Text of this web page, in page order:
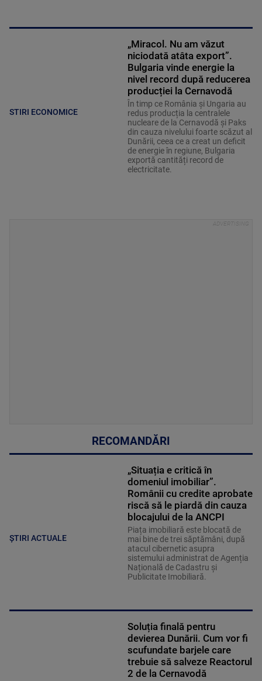
STIRI ECONOMICE
„Miracol. Nu am văzut
niciodată atâta export”.
Bulgaria vinde energie la
nivel record după reducerea
producției la Cernavodă
În timp ce România și Ungaria au
redus producția la centralele
nucleare de la Cernavodă și Paks
din cauza nivelului foarte scăzut al
Dunării, ceea ce a creat un deficit
de energie în regiune, Bulgaria
exportă cantități record de
electricitate.
RECOMANDĂRI
ȘTIRI ACTUALE
„Situația e critică în
domeniul imobiliar”.
Românii cu credite aprobate
riscă să le piardă din cauza
blocajului de la ANCPI
Piața imobiliară este blocată de
mai bine de trei săptămâni, după
atacul cibernetic asupra
sistemului administrat de Agenția
Națională de Cadastru și
Publicitate Imobiliară.
Soluția finală pentru
devierea Dunării. Cum vor fi
scufundate barjele care
trebuie să salveze Reactorul
2 de la Cernavodă